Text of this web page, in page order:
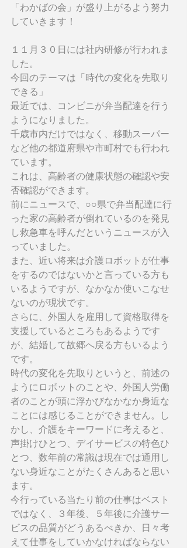
「わかばの会」が盛り上がるよう努力
していきます！
１１月３０日には社内研修が行われま
した。
今回のテーマは「時代の変化を先取り
できる」
最近では、コンビニが弁当配達を行う
ようになりました。
千歳市内だけではなく、移動スーパー
など他の都道府県や市町村でも行われ
ています。
これは、高齢者の健康状態の確認や安
否確認ができます。
前にニュースで、○○県で弁当配達に行
った家の高齢者が倒れているのを発見
し救急車を呼んだというニュースが入
っていました。
また、近い将来は介護ロボットが仕事
をするのではないかと言っている方も
いるようですが、なかなか使いこなせ
ないのが現状です。
さらに、外国人を雇用して資格取得を
支援しているところもあるようです
が、結婚して故郷へ戻る方もいるよう
です。
時代の変化を先取りというと、前述の
ようにロボットのことや、外国人労働
者のことが頭に浮かびなかなか身近な
ことには感じることができません。し
かし、介護をキーワードに考えると、
声掛けひとつ、デイサービスの特色ひ
とつ、数年前の常識は現在では通用し
ない身近なことがたくさんあると思い
ます。
今行っている当たり前の仕事はベスト
ではなく、３年後、５年後に介護サー
ビスの品質がどうあるべきか、日々考
えて仕事をしていかなければならない